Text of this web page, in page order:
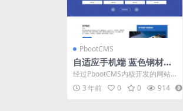
PbootCMS
自适应手机端 蓝色钢材加
工网站源码 (PC+WAP) –
pbootcms模板
经过PbootCMS内核开发的网站
模板，适用于钢材加工等企业的
网站，当然也可以应...
3 年前 0 0 914